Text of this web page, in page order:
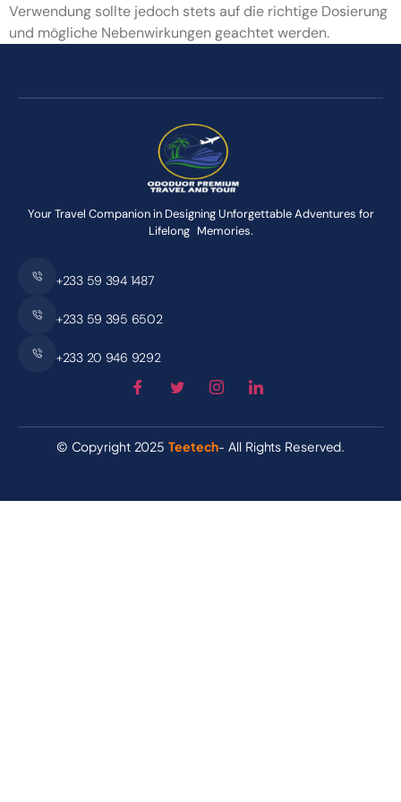
Verwendung sollte jedoch stets auf die richtige Dosierung
und mögliche Nebenwirkungen geachtet werden.
Your Travel Companion in Designing Unforgettable Adventures for
Lifelong Memories.
+233 59 394 1487
+233 59 395 6502
+233 20 946 9292
© Copyright 2025Teetech- All Rights Reserved.